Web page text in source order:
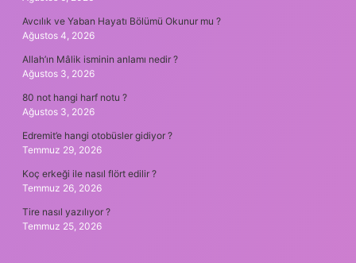
Avcılık ve Yaban Hayatı Bölümü Okunur mu ?
Ağustos 4, 2026
Allah’ın Mâlik isminin anlamı nedir ?
Ağustos 3, 2026
80 not hangi harf notu ?
Ağustos 3, 2026
Edremit’e hangi otobüsler gidiyor ?
Temmuz 29, 2026
Koç erkeği ile nasıl flört edilir ?
Temmuz 26, 2026
Tire nasıl yazılıyor ?
Temmuz 25, 2026